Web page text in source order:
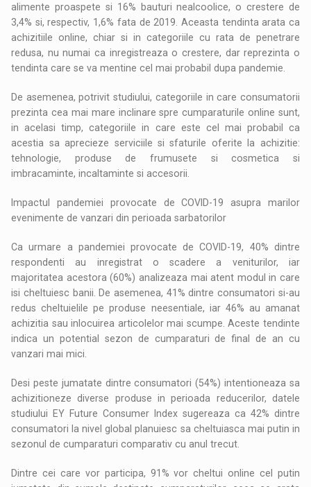
alimente proaspete si 16% bauturi nealcoolice, o crestere de
3,4% si, respectiv, 1,6% fata de 2019. Aceasta tendinta arata ca
achizitiile online, chiar si in categoriile cu rata de penetrare
redusa, nu numai ca inregistreaza o crestere, dar reprezinta o
tendinta care se va mentine cel mai probabil dupa pandemie.
De asemenea, potrivit studiului, categoriile in care consumatorii
prezinta cea mai mare inclinare spre cumparaturile online sunt,
in acelasi timp, categoriile in care este cel mai probabil ca
acestia sa aprecieze serviciile si sfaturile oferite la achizitie:
tehnologie, produse de frumusete si cosmetica si
imbracaminte, incaltaminte si accesorii.
Impactul pandemiei provocate de COVID-19 asupra marilor
evenimente de vanzari din perioada sarbatorilor
Ca urmare a pandemiei provocate de COVID-19, 40% dintre
respondenti au inregistrat o scadere a veniturilor, iar
majoritatea acestora (60%) analizeaza mai atent modul in care
isi cheltuiesc banii. De asemenea, 41% dintre consumatori si-au
redus cheltuielile pe produse neesentiale, iar 46% au amanat
achizitia sau inlocuirea articolelor mai scumpe. Aceste tendinte
indica un potential sezon de cumparaturi de final de an cu
vanzari mai mici.
Desi peste jumatate dintre consumatori (54%) intentioneaza sa
achizitioneze diverse produse in perioada reducerilor, datele
studiului EY Future Consumer Index sugereaza ca 42% dintre
consumatori la nivel global planuiesc sa cheltuiasca mai putin in
sezonul de cumparaturi comparativ cu anul trecut.
Dintre cei care vor participa, 91% vor cheltui online cel putin